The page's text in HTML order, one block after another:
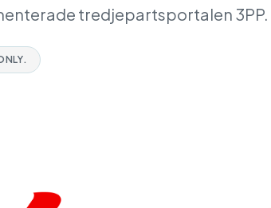
tredjepartsportalen 3PP.